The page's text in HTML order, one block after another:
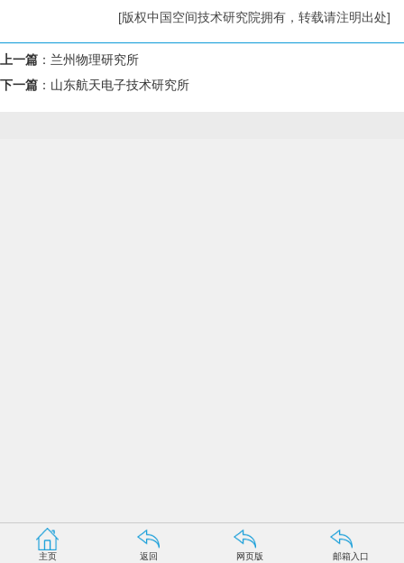
[版权中国空间技术研究院拥有，转载请注明出处]
上一篇 ： 兰州物理研究所
下一篇 ： 山东航天电子技术研究所
主页 返回 网页版 邮箱入口